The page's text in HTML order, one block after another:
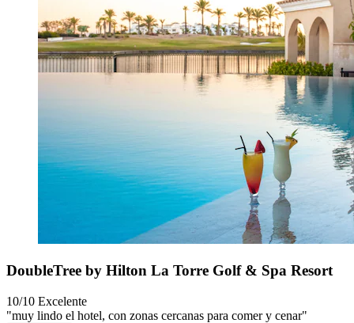
DoubleTree by Hilton La Torre Golf & Spa Resort
10/10 Excelente
"muy lindo el hotel, con zonas cercanas para comer y cenar"